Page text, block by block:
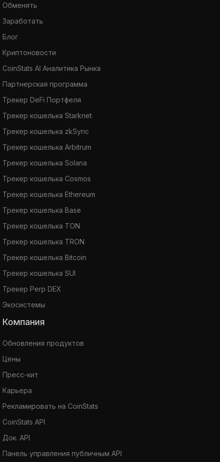
Обменять
Заработать
Блог
Криптоновости
CoinStats AI Аналитика Рынка
Партнерская программа
Трекер DeFi Портфеля
Трекер кошелька Starknet
Трекер кошелька zkSync
Трекер кошелька Arbitrum
Трекер кошелька Solana
Трекер кошелька Cosmos
Трекер кошелька Ethereum
Трекер кошелька Base
Трекер кошелька TON
Трекер кошелька TRON
Трекер кошелька Bitcoin
Трекер кошелька SUI
Трекер Perp DEX
Экосистемы
Компания
Обновления продуктов
Цены
Пресс-кит
Карьера
Рекламировать на CoinStats
CoinStats API
Док. API
Панель управления публичным API